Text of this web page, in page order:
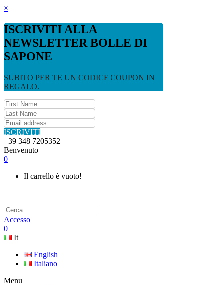
×
ISCRIVITI ALLA
NEWSLETTER BOLLE DI
SAPONE
SUBITO PER TE UN CODICE COUPON IN
REGALO.
ISCRIVITI
+39 348 7205352
Benvenuto
0
Il carrello è vuoto!
Accesso
0
It
English
Italiano
Menu